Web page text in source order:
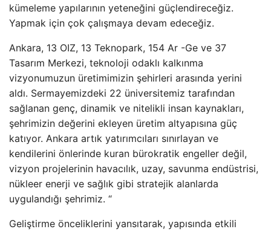
kümeleme yapılarının yeteneğini güçlendireceğiz.
Yapmak için çok çalışmaya devam edeceğiz.
Ankara, 13 OIZ, 13 Teknopark, 154 Ar -Ge ve 37
Tasarım Merkezi, teknoloji odaklı kalkınma
vizyonumuzun üretimimizin şehirleri arasında yerini
aldı. Sermayemizdeki 22 üniversitemiz tarafından
sağlanan genç, dinamik ve nitelikli insan kaynakları,
şehrimizin değerini ekleyen üretim altyapısına güç
katıyor. Ankara artık yatırımcıları sınırlayan ve
kendilerini önlerinde kuran bürokratik engeller değil,
vizyon projelerinin havacılık, uzay, savunma endüstrisi,
nükleer enerji ve sağlık gibi stratejik alanlarda
uygulandığı şehrimiz. “
Geliştirme önceliklerini yansıtarak, yapısında etkili